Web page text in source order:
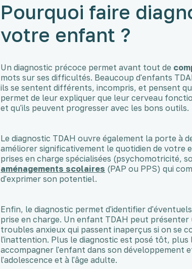
Pourquoi faire
votre enfant ?
Un diagnostic précoce permet avant tout de
mots sur ses difficultés. Beaucoup d'enfants
ils se sentent différents, incompris, et pensent
permet de leur expliquer que leur cerveau
et qu'ils peuvent progresser avec les bons outils.
Le diagnostic TDAH ouvre également la porte à
améliorer significativement le quotidien de votre
prises en charge spécialisées (psychomotricité,
aménagements scolaires (PAP ou PPS) qui
d'exprimer son potentiel.
Enfin, le diagnostic permet d'identifier d'éventuels
prise en charge. Un enfant TDAH peut
troubles anxieux qui passent inaperçus si on se
l'inattention. Plus le diagnostic est posé tôt,
accompagner l'enfant dans son développement
l'adolescence et à l'âge adulte.